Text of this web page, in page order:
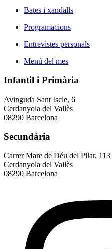
Bates i xandalls
Programacions
Entrevistes personals
Menú del mes
Infantil i Primària
Avinguda Sant Iscle, 6
Cerdanyola del Vallès
08290 Barcelona
Secundària
Carrer Mare de Déu del Pilar, 113
Cerdanyola del Vallès
08290 Barcelona